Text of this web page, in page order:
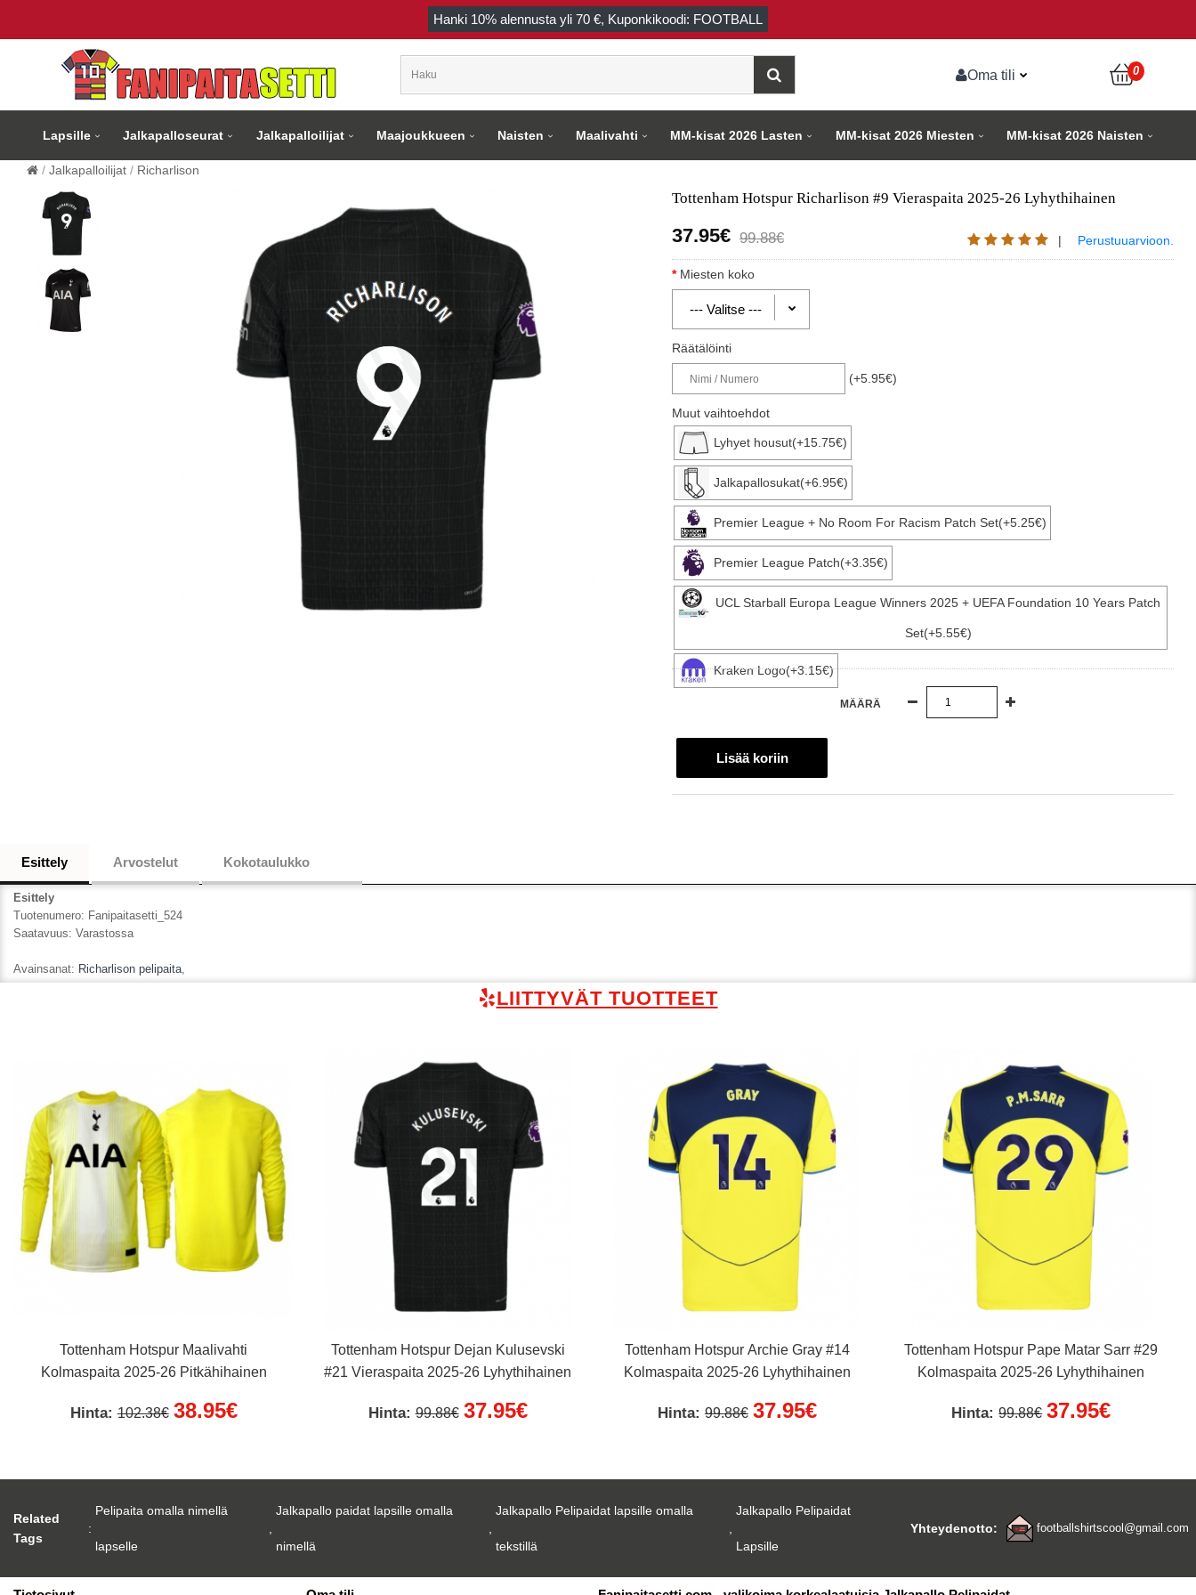
Hanki 10% alennusta yli 70 €, Kuponkikoodi: FOOTBALL
Oma tili 0
Lapsille Jalkapalloseurat Jalkapalloilijat Maajoukkueen Naisten Maalivahti MM-kisat 2026 Lasten MM-kisat 2026 Miesten MM-kisat 2026 Naisten
Jalkapalloilijat Richarlison
Tottenham Hotspur Richarlison #9 Vieraspaita 2025-26 Lyhythihainen
37.95€ 99.88€ | Perustuuarvioon.
Miesten koko
Räätälöinti
(+5.95€)
Muut vaihtoehdot
Lyhyet housut(+15.75€)
Jalkapallosukat(+6.95€)
Premier League + No Room For Racism Patch Set(+5.25€)
Premier League Patch(+3.35€)
UCL Starball Europa League Winners 2025 + UEFA Foundation 10 Years Patch
Set(+5.55€)
Kraken Logo(+3.15€)
MÄÄRÄ
Esittely Arvostelut Kokotaulukko
Esittely
Tuotenumero: Fanipaitasetti_524
Saatavuus: Varastossa
Avainsanat: Richarlison pelipaita,
LIITTYVÄT TUOTTEET
Tottenham Hotspur Maalivahti
Kolmaspaita 2025-26 Pitkähihainen
Hinta:102.38€ 38.95€
Tottenham Hotspur Dejan Kulusevski
#21 Vieraspaita 2025-26 Lyhythihainen
Hinta:99.88€ 37.95€
Tottenham Hotspur Archie Gray #14
Kolmaspaita 2025-26 Lyhythihainen
Hinta: 99.88€ 37.95€
Tottenham Hotspur Pape Matar Sarr #29
Kolmaspaita 2025-26 Lyhythihainen
Hinta:99.88€ 37.95€
Related
Tags
:
Pelipaita omalla nimellä
lapselle
,
Jalkapallo paidat lapsille omalla
nimellä
,
Jalkapallo Pelipaidat lapsille omalla
tekstillä
,
Jalkapallo Pelipaidat
Lapsille
Yhteydenotto: footballshirtscool@gmail.com